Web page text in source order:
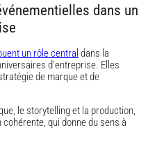
dans un
un rôle central dans la
d’entreprise. Elles
de marque et de
le storytelling et la production,
qui donne du sens à